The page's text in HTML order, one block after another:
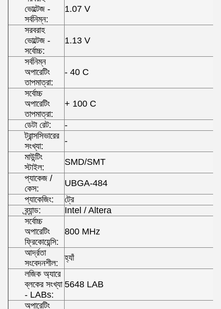
ভোল্টেজ -
সর্বনিম্ন:
1.07 V
সরবরাহ
ভোল্টেজ -
সর্বোচ্চ:
1.13 V
সর্বনিম্ন
অপারেটিং
তাপমাত্রা:
- 40 C
সর্বোচ্চ
অপারেটিং
তাপমাত্রা:
+ 100 C
ডেটা রেট:
-
ট্রান্সসিভারের
সংখ্যা:
-
মাউন্টিং
স্টাইল:
SMD/SMT
প্যাকেজ /
কেস:
UBGA-484
প্যাকেজিং:
ট্রে
ব্র্যান্ড:
Intel / Altera
সর্বোচ্চ
অপারেটিং
ফ্রিকোয়েন্সি:
800 MHz
আর্দ্রতা
সংবেদনশীল:
হ্যাঁ
লজিক অ্যারে
ব্লকের সংখ্যা
- LABs:
5648 LAB
অপারেটিং